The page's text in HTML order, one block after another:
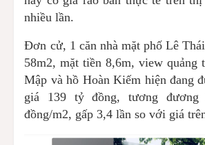
nhiều lần.
Đơn cử, 1 căn nhà mặt phố Lê
58m2, mặt tiền 8,6m, view quảng
Mập và hồ Hoàn Kiếm hiện đang
giá 139 tỷ đồng, tương đương
đồng/m2, gấp 3,4 lần so với giá